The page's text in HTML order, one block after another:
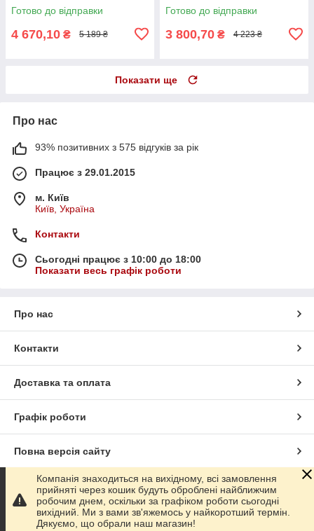
Готово до відправки
4 670,10 ₴ 5 189 ₴
Готово до відправки
3 800,70 ₴ 4 223 ₴
Показати ще
Про нас
93% позитивних з 575 відгуків за рік
Працює з 29.01.2015
м. Київ
Київ, Україна
Контакти
Сьогодні працює з 10:00 до 18:00
Показати весь графік роботи
Про нас
Контакти
Доставка та оплата
Графік роботи
Повна версія сайту
Сайт створено на маркетплейсіProm.ua
Політика конфіденційності
Компанія знаходиться на вихідному, всі замовлення
прийняті через кошик будуть оброблені найближчим
робочим днем, оскільки за графіком роботи сьогодні
вихідний. Ми з вами зв'яжемось у найкоротший термін.
Дякуємо, що обрали наш магазин!